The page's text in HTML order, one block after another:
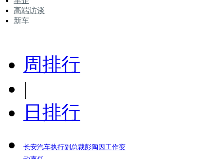
高端访谈
新车
周排行
|
日排行
长安汽车执行副总裁彭陶因工作变